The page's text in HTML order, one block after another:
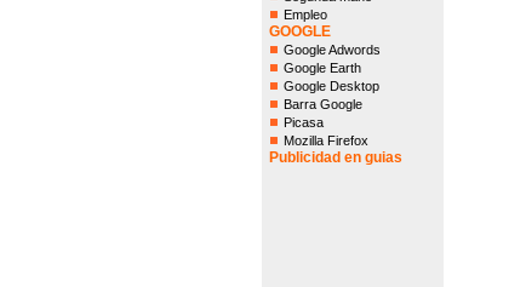
Empleo
GOOGLE
Google Adwords
Google Earth
Google Desktop
Barra Google
Picasa
Mozilla Firefox
Publicidad en guias